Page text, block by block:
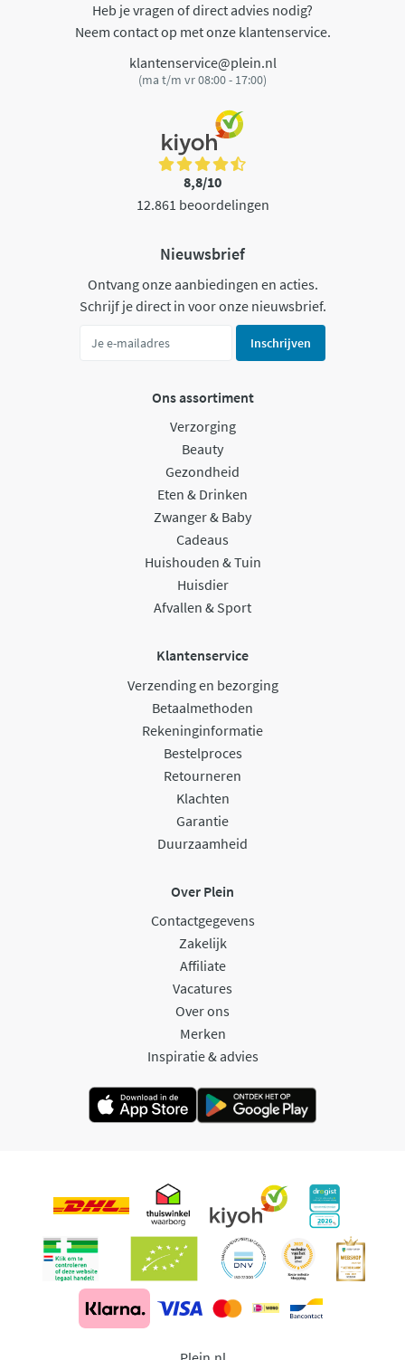
Heb je vragen of direct advies nodig?
Neem contact op met onze klantenservice.
klantenservice@plein.nl
(ma t/m vr 08:00 - 17:00)
8,8/10
12.861 beoordelingen
Nieuwsbrief
Ontvang onze aanbiedingen en acties.
Schrijf je direct in voor onze nieuwsbrief.
Inschrijven
Ons assortiment
Verzorging
Beauty
Gezondheid
Eten & Drinken
Zwanger & Baby
Cadeaus
Huishouden & Tuin
Huisdier
Afvallen & Sport
Klantenservice
Verzending en bezorging
Betaalmethoden
Rekeninginformatie
Bestelproces
Retourneren
Klachten
Garantie
Duurzaamheid
Over Plein
Contactgegevens
Zakelijk
Affiliate
Vacatures
Over ons
Merken
Inspiratie & advies